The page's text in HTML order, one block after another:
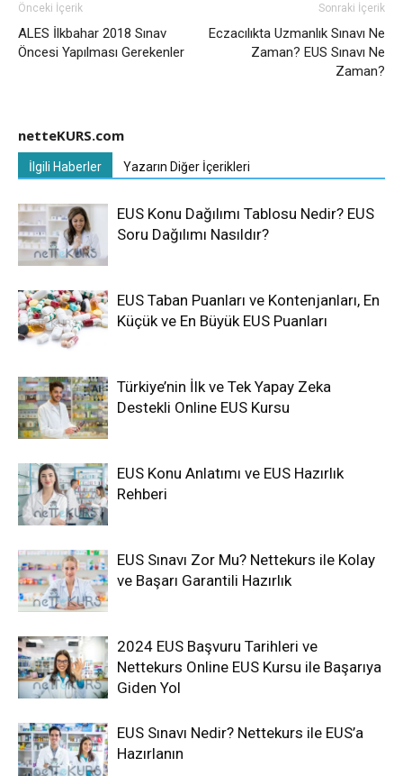
Önceki İçerik
ALES İlkbahar 2018 Sınav
Öncesi Yapılması Gerekenler
Sonraki İçerik
Eczacılıkta Uzmanlık Sınavı Ne
Zaman? EUS Sınavı Ne
Zaman?
netteKURS.com
İlgili Haberler Yazarın Diğer İçerikleri
EUS Konu Dağılımı Tablosu Nedir? EUS
Soru Dağılımı Nasıldır?
EUS Taban Puanları ve Kontenjanları, En
Küçük ve En Büyük EUS Puanları
Türkiye’nin İlk ve Tek Yapay Zeka
Destekli Online EUS Kursu
EUS Konu Anlatımı ve EUS Hazırlık
Rehberi
EUS Sınavı Zor Mu? Nettekurs ile Kolay
ve Başarı Garantili Hazırlık
2024 EUS Başvuru Tarihleri ve
Nettekurs Online EUS Kursu ile Başarıya
Giden Yol
EUS Sınavı Nedir? Nettekurs ile EUS’a
Hazırlanın